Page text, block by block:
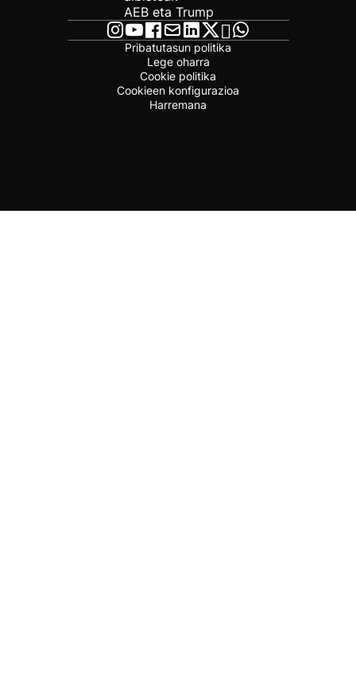
AEB eta Trump
Pribatutasun politika
Lege oharra
Cookie politika
Cookieen konfigurazioa
Harremana